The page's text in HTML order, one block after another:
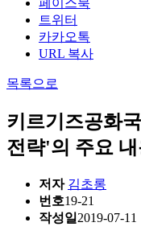
페이스북
트위터
카카오톡
URL 복사
목록으로
키르기즈공화
전략'의 주요
저자 김초롱
번호19-21
작성일 2019-07-11